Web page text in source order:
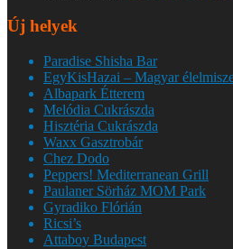
Új helyek
Paradise Shisha Bar
EgyKisHazai – Magyar
Albapark Étterem
Melódia Cukrászda
Hisztéria Cukrászda
Waxx Gasztrobár
Chez Dodo
Peppers! Mediterranean Grill
Paulaner Sörház MOM Park
Gyradiko Flórián
Ricsi’s
Attaboy Budapest